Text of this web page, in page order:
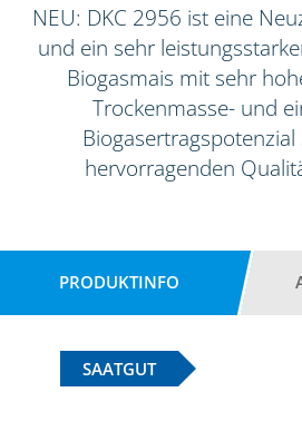
NEU: DKC 2956 ist eine
und ein sehr
Biogasmais mit sehr
Trockenmasse- und
hervorragenden
PRODUKTINFO
SAATGUT